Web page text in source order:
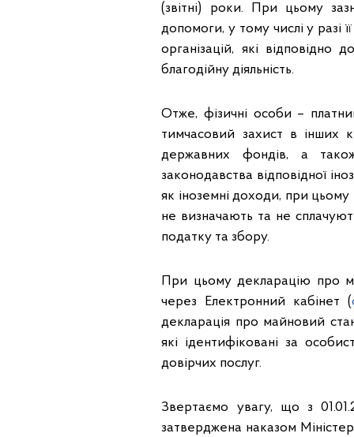
(звітні) роки. При цьому
допомоги, у тому числі у разі
організацій, які відповідно
благодійну діяльність.
Отже, фізичні особи –
тимчасовий захист в інших
державних фондів, а також
законодавства відповідної
як іноземні доходи, при цьому
не визначають та не
податку та збору.
При цьому декларацію про
через Електронний кабінет (
декларація про майновий
які ідентифіковані за
довірчих послуг.
Звертаємо увагу, що з
затверджена наказом